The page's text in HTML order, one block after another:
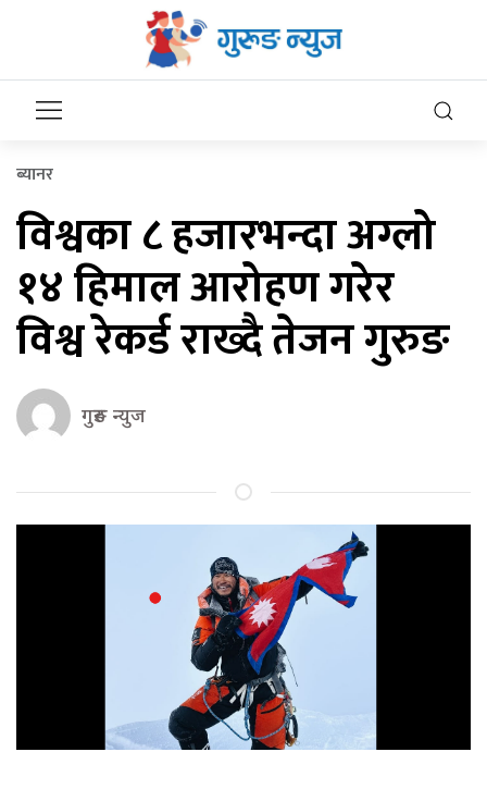
ब्यानर
विश्वका ८ हजारभन्दा अग्लो
१४ हिमाल आरोहण गरेर
विश्व रेकर्ड राख्दै तेजन गुरुङ
गुरुङ न्युज